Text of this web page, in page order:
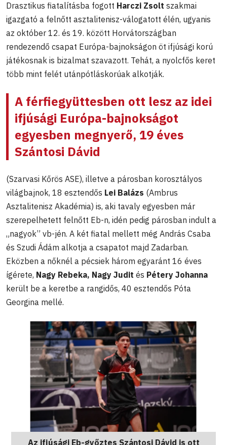
Drasztikus fiatalításba fogott Harczi Zsolt szakmai
igazgató a felnőtt asztalitenisz-válogatott élén, ugyanis
az október 12. és 19. között Horvátországban
rendezendő csapat Európa-bajnokságon öt ifjúsági korú
játékosnak is bizalmat szavazott. Tehát, a nyolcfős keret
több mint felét utánpótláskorúak alkotják.
A férfiegyüttesben ott lesz az idei
ifjúsági Európa-bajnokságot
egyesben megnyerő, 19 éves
Szántosi Dávid
(Szarvasi Kőrös ASE), illetve a párosban korosztályos
világbajnok, 18 esztendős Lei Balázs (Ambrus
Asztalitenisz Akadémia) is, aki tavaly egyesben már
szerepelhetett felnőtt Eb-n, idén pedig párosban indult a
„nagyok” vb-jén. A két fiatal mellett még András Csaba
és Szudi Ádám alkotja a csapatot majd Zadarban.
Eközben a nőknél a pécsiek három egyaránt 16 éves
ígérete, Nagy Rebeka, Nagy Judit és Pétery Johanna
került be a keretbe a rangidős, 40 esztendős Póta
Georgina mellé.
Az ifjúsági Eb-győztes Szántosi Dávid is ott